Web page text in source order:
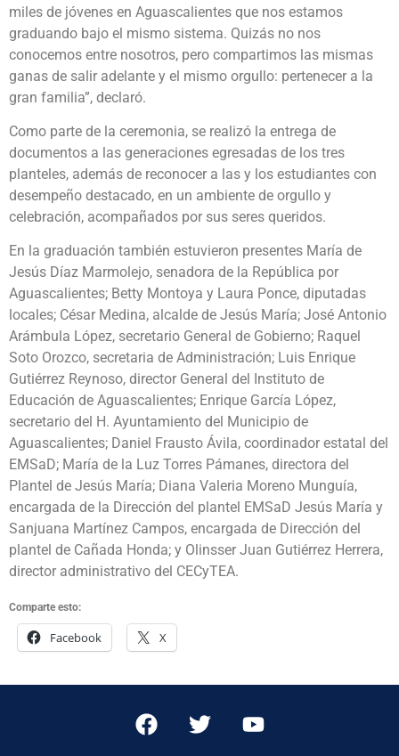
miles de jóvenes en Aguascalientes que nos estamos
graduando bajo el mismo sistema. Quizás no nos
conocemos entre nosotros, pero compartimos las mismas
ganas de salir adelante y el mismo orgullo: pertenecer a la
gran familia”, declaró.
Como parte de la ceremonia, se realizó la entrega de
documentos a las generaciones egresadas de los tres
planteles, además de reconocer a las y los estudiantes con
desempeño destacado, en un ambiente de orgullo y
celebración, acompañados por sus seres queridos.
En la graduación también estuvieron presentes María de
Jesús Díaz Marmolejo, senadora de la República por
Aguascalientes; Betty Montoya y Laura Ponce, diputadas
locales; César Medina, alcalde de Jesús María; José Antonio
Arámbula López, secretario General de Gobierno; Raquel
Soto Orozco, secretaria de Administración; Luis Enrique
Gutiérrez Reynoso, director General del Instituto de
Educación de Aguascalientes; Enrique García López,
secretario del H. Ayuntamiento del Municipio de
Aguascalientes; Daniel Frausto Ávila, coordinador estatal del
EMSaD; María de la Luz Torres Pámanes, directora del
Plantel de Jesús María; Diana Valeria Moreno Munguía,
encargada de la Dirección del plantel EMSaD Jesús María y
Sanjuana Martínez Campos, encargada de Dirección del
plantel de Cañada Honda; y Olinsser Juan Gutiérrez Herrera,
director administrativo del CECyTEA.
Comparte esto:
Facebook X